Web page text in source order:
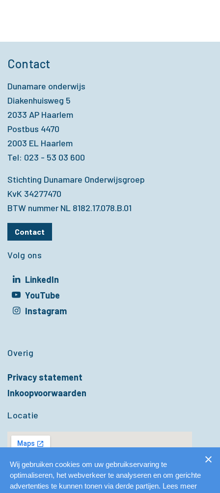
Contact
Dunamare onderwijs
Diakenhuisweg 5
2033 AP Haarlem
Postbus 4470
2003 EL Haarlem
Tel: 023 - 53 03 600
Stichting Dunamare Onderwijsgroep
KvK 34277470
BTW nummer NL 8182.17.078.B.01
Contact
Volg ons
LinkedIn
in een nieuw venster
YouTube
in een nieuw venster
Instagram
Overig
Privacy statement
Inkoopvoorwaarden
Locatie
Wij gebruiken cookies om uw gebruikservaring te
optimaliseren, het webverkeer te analyseren en om gerichte
advertenties te kunnen tonen via derde partijen. Lees meer